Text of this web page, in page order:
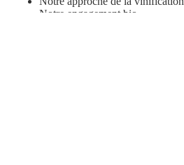
Notre engagement bio
Politique de remboursement